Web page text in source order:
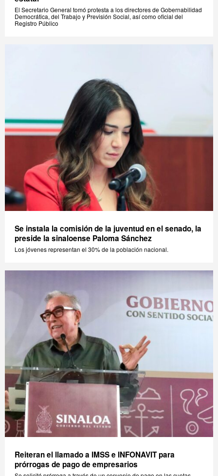
El Secretario General tomó protesta a los directores de Gobernabilidad
Democrática, del Trabajo y Previsión Social, así como oficial del
Registro Público
Se instala la comisión de la juventud en el senado, la
preside la sinaloense Paloma Sánchez
Los jóvenes representan el 30% de la población nacional.
Reiteran el llamado a IMSS e INFONAVIT para
prórrogas de pago de empresarios